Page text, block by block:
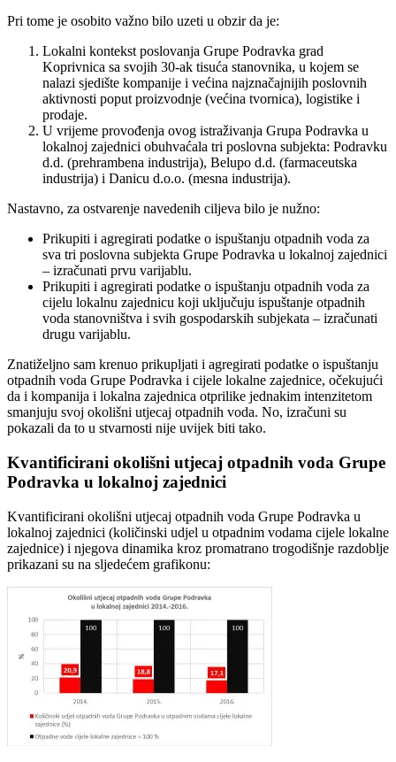
Pri tome je osobito važno bilo uzeti u obzir da je:
Lokalni kontekst poslovanja Grupe Podravka grad
Koprivnica sa svojih 30-ak tisuća stanovnika, u kojem se
nalazi sjedište kompanije i većina najznačajnijih poslovnih
aktivnosti poput proizvodnje (većina tvornica), logistike i
prodaje.
U vrijeme provođenja ovog istraživanja Grupa Podravka u
lokalnoj zajednici obuhvaćala tri poslovna subjekta: Podravku
d.d. (prehrambena industrija), Belupo d.d. (farmaceutska
industrija) i Danicu d.o.o. (mesna industrija).
Nastavno, za ostvarenje navedenih ciljeva bilo je nužno:
Prikupiti i agregirati podatke o ispuštanju otpadnih voda za
sva tri poslovna subjekta Grupe Podravka u lokalnoj zajednici
– izračunati prvu varijablu.
Prikupiti i agregirati podatke o ispuštanju otpadnih voda za
cijelu lokalnu zajednicu koji uključuju ispuštanje otpadnih
voda stanovništva i svih gospodarskih subjekata – izračunati
drugu varijablu.
Znatiželjno sam krenuo prikupljati i agregirati podatke o ispuštanju
otpadnih voda Grupe Podravka i cijele lokalne zajednice, očekujući
da i kompanija i lokalna zajednica otprilike jednakim intenzitetom
smanjuju svoj okolišni utjecaj otpadnih voda. No, izračuni su
pokazali da to u stvarnosti nije uvijek biti tako.
Kvantificirani okolišni utjecaj otpadnih voda Grupe
Podravka u lokalnoj zajednici
Kvantificirani okolišni utjecaj otpadnih voda Grupe Podravka u
lokalnoj zajednici (količinski udjel u otpadnim vodama cijele lokalne
zajednice) i njegova dinamika kroz promatrano trogodišnje razdoblje
prikazani su na sljedećem grafikonu: